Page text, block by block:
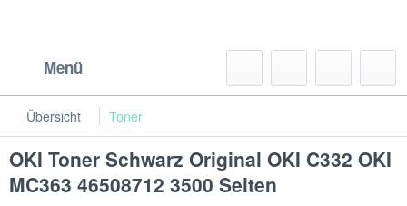
Menü
Übersicht Toner
OKI Toner Schwarz Original OKI C332 OKI
MC363 46508712 3500 Seiten